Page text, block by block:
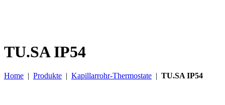
TU.SA IP54
Home | Produkte | Kapillarrohr-Thermostate | TU.SA IP54